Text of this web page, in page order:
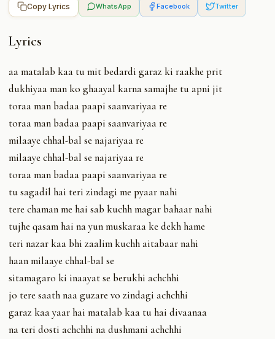
Copy Lyrics WhatsApp Facebook Twitter
Lyrics
aa matalab kaa tu mit bedardi garaz ki raakhe prit
dukhiyaa man ko ghaayal karna samajhe tu apni jit
toraa man badaa paapi saanvariyaa re
toraa man badaa paapi saanvariyaa re
milaaye chhal-bal se najariyaa re
milaaye chhal-bal se najariyaa re
toraa man badaa paapi saanvariyaa re
tu sagadil hai teri zindagi me pyaar nahi
tere chaman me hai sab kuchh magar bahaar nahi
tujhe qasam hai na yun muskaraa ke dekh hame
teri nazar kaa bhi zaalim kuchh aitabaar nahi
haan milaaye chhal-bal se
sitamagaro ki inaayat se berukhi achchhi
jo tere saath naa guzare vo zindagi achchhi
garaz kaa yaar hai matalab kaa tu hai divaanaa
na teri dosti achchhi na dushmani achchhi